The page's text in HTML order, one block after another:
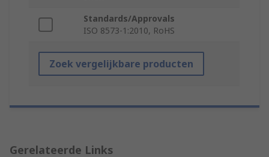
Standards/Approvals
ISO 8573-1:2010, RoHS
Zoek vergelijkbare producten
Gerelateerde Links